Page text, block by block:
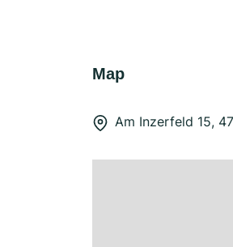
Map
Am Inzerfeld 15,